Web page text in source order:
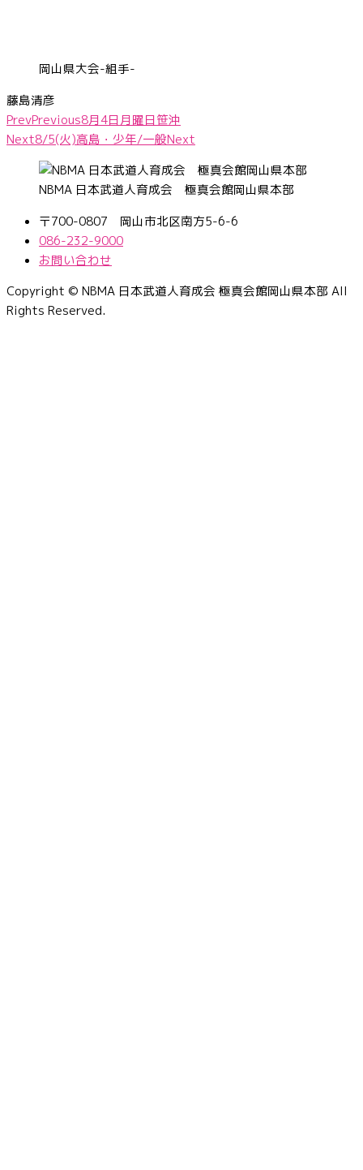
岡山県大会-組手-
藤島清彦
PrevPrevious8月4日月曜日笹沖
Next8/5(火)高島・少年/一般Next
NBMA 日本武道人育成会 極真会館岡山県本部
〒700-0807 岡山市北区南方5-6-6
086-232-9000
お問い合わせ
Copyright © NBMA 日本武道人育成会 極真会館岡山県本部 All
Rights Reserved.